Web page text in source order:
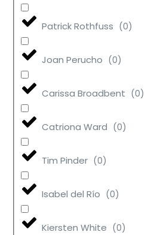
Patrick Rothfuss (0)
Joan Perucho (0)
Carissa Broadbent (0)
Catriona Ward (0)
Tim Pinder (0)
Isabel del Río (0)
Kiersten White (0)